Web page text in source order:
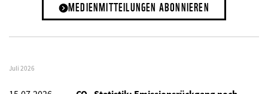
MEDIENMITTEILUNGEN ABONNIEREN
Juli 2026